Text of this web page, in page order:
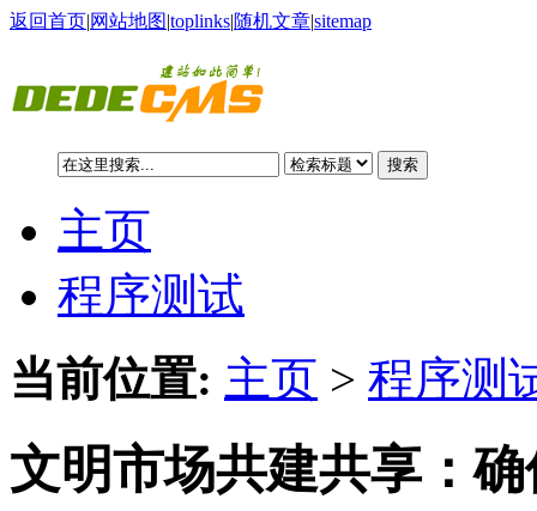
返回首页|网站地图|toplinks|随机文章|sitemap
搜索
主页
程序测试
当前位置: 主页 > 程序测
文明市场共建共享：